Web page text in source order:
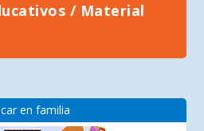
/ Material
en familia